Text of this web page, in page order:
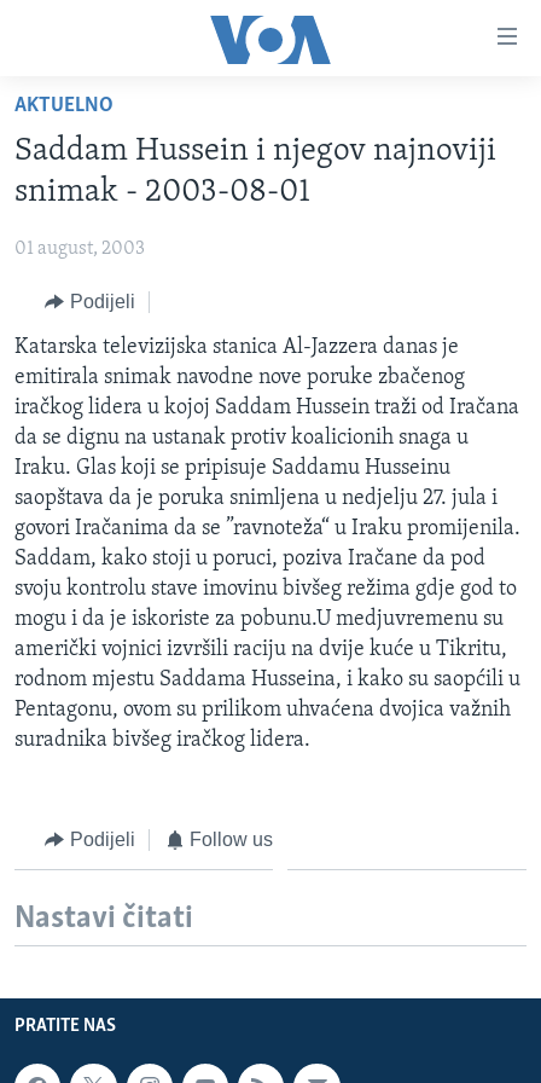
glavni
sadržaj
na
glavnu
navigaciju
pretragu
TV PROGRAM
VIJESTI
SJEDINJENE AMERIČKE DRŽAVE
BOSNA I HERCEGOVINA
NAUKA I TEHNOLOGIJA
SPECIJALNI PROJEKTI
KORUPCIJA
SLOBODA MEDIJA
ŽENSKA STRANA
IZBJEGLIČKA STRANA
MAGAZIN
O GLASU AMERIKE
Learning English
PRATITE NAS
Jezici
AKTUELNO
Saddam Hussein i njegov najnoviji
snimak - 2003-08-01
01 august, 2003
Podijeli
Katarska televizijska stanica Al-Jazzera danas je
emitirala snimak navodne nove poruke zbačenog
iračkog lidera u kojoj Saddam Hussein traži od Iračana
da se dignu na ustanak protiv koalicionih snaga u
Iraku. Glas koji se pripisuje Saddamu Husseinu
saopštava da je poruka snimljena u nedjelju 27. jula i
govori Iračanima da se ”ravnoteža“ u Iraku promijenila.
Saddam, kako stoji u poruci, poziva Iračane da pod
svoju kontrolu stave imovinu bivšeg režima gdje god to
mogu i da je iskoriste za pobunu.U medjuvremenu su
američki vojnici izvršili raciju na dvije kuće u Tikritu,
rodnom mjestu Saddama Husseina, i kako su saopćili u
Pentagonu, ovom su prilikom uhvaćena dvojica važnih
suradnika bivšeg iračkog lidera.
Podijeli Follow us
Nastavi čitati
PRATITE NAS